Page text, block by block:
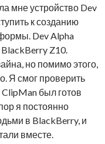
мне устройство Dev
к созданию
Dev Alpha
Z10.
но помимо этого,
Я смог проверить
был готов
я постоянно
в BlackBerry, и
вместе.